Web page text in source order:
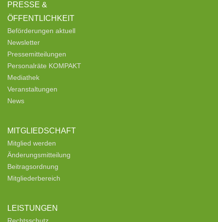
PRESSE &
ÖFFENTLICHKEIT
Beförderungen aktuell
Newsletter
Pressemitteilungen
Personalräte KOMPAKT
Mediathek
Veranstaltungen
News
MITGLIEDSCHAFT
Mitglied werden
Änderungsmitteilung
Beitragsordnung
Mitgliederbereich
LEISTUNGEN